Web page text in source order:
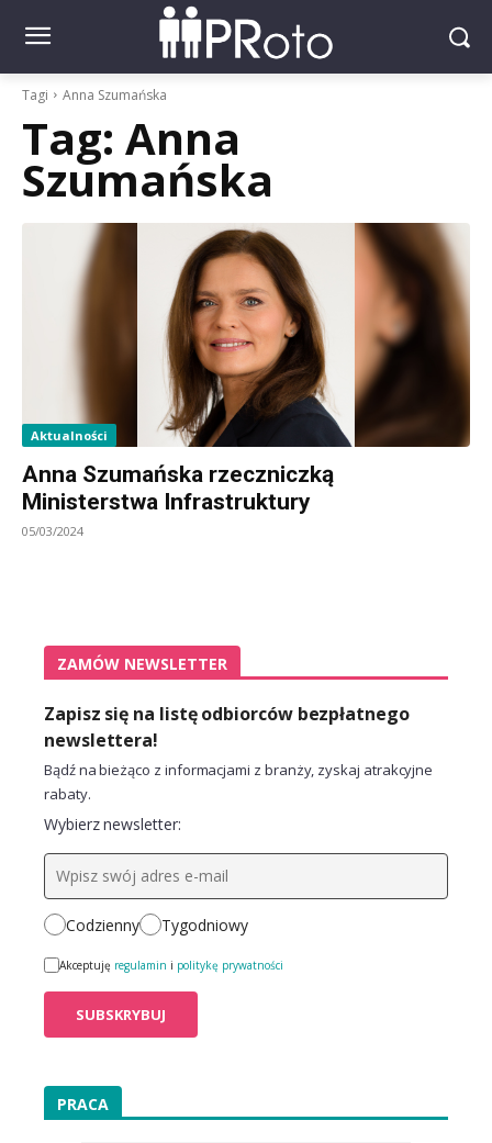
Tagi Anna Szumańska
Tag: Anna
Szumańska
Aktualności
Anna Szumańska rzeczniczką
Ministerstwa Infrastruktury
05/03/2024
ZAMÓW NEWSLETTER
Zapisz się na listę odbiorców bezpłatnego
newslettera!
Bądź na bieżąco z informacjami z branży, zyskaj atrakcyjne
rabaty.
Wybierz newsletter:
Codzienny Tygodniowy
Akceptuję regulamin i politykę prywatności
PRACA